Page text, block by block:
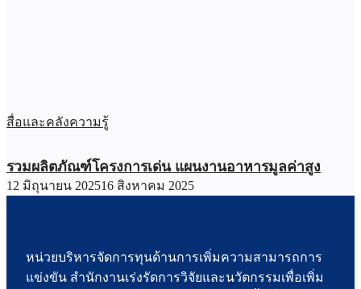
สื่อและคลังความรู้
รวมผลิตภัณฑ์โครงการเด่น แผนงานอาหารมูลค่าสูง
12 มิถุนายน 202516 สิงหาคม 2025
หน่วยบริหารจัดการทุนด้านการเพิ่มความสามารถการ
แข่งขัน สำนักงานเร่งรัดการวิจัยและนวัตกรรมเพื่อเพิ่ม